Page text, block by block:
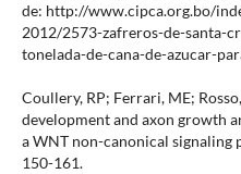
de: http://www.cipca.org.bo/
2012/2573-zafreros-de-santa-
tonelada-de-cana-de-azucar-
Coullery, RP; Ferrari, ME;
development and axon growth
a WNT non-canonical signaling
150-161.